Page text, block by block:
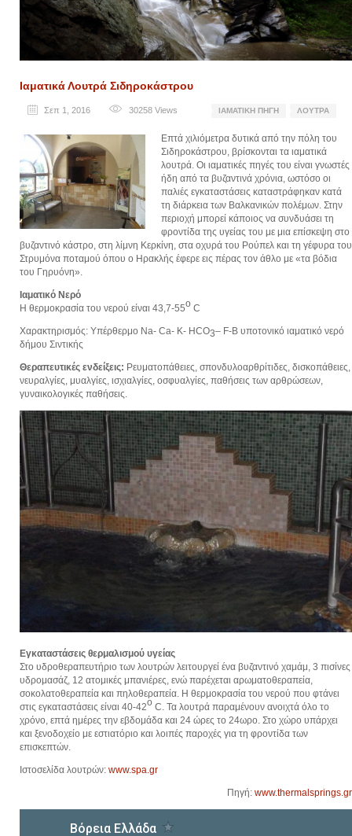
Ιαματικά Λουτρά Σιδηροκάστρου
Σεπ 1, 2016 30258 Views ΙΑΜΑΤΙΚΉ ΠΗΓΉ ΛΟΥΤΡΆ
Επτά χιλιόμετρα δυτικά από την πόλη του
Σιδηροκάστρου, βρίσκονται τα ιαματικά
λουτρά. Οι ιαματικές πηγές του είναι γνωστές
ήδη από τα βυζαντινά χρόνια, ωστόσο οι
παλιές εγκαταστάσεις καταστράφηκαν κατά
τη διάρκεια των Βαλκανικών πολέμων. Στην
περιοχή μπορεί κάποιος να συνδυάσει τη
φροντίδα της υγείας του με μια επίσκεψη στο
βυζαντινό κάστρο, στη λίμνη Κερκίνη, στα οχυρά του Ρούπελ και τη γέφυρα του
Στρυμόνα ποταμού όπου ο Ηρακλής έφερε εις πέρας τον άθλο με «τα βόδια
του Γηρυόνη».
Ιαματικό Νερό
Η θερμοκρασία του νερού είναι 43,7-55ο C
Χαρακτηρισμός: Υπέρθερμο Na- Ca- K- HCO3– F-B υποτονικό ιαματικό νερό
δήμου Σιντικής
Θεραπευτικές ενδείξεις: Ρευματοπάθειες, σπονδυλοαρθρίτιδες, δισκοπάθειες,
νευραλγίες, μυαλγίες, ισχιαλγίες, οσφυαλγίες, παθήσεις των αρθρώσεων,
γυναικολογικές παθήσεις.
Εγκαταστάσεις θερμαλισμού υγείας
Στο υδροθεραπευτήριο των λουτρών λειτουργεί ένα βυζαντινό χαμάμ, 3 πισίνες
υδρομασάζ, 12 ατομικές μπανιέρες, ενώ παρέχεται αρωματοθεραπεία,
σοκολατοθεραπεία και πηλοθεραπεία. Η θερμοκρασία του νερού που φτάνει
στις εγκαταστάσεις είναι 40-42ο C. Τα λουτρά παραμένουν ανοιχτά όλο το
χρόνο, επτά ημέρες την εβδομάδα και 24 ώρες το 24ωρο. Στο χώρο υπάρχει
και ξενοδοχείο με εστιατόριο και λοιπές παροχές για τη φροντίδα των
επισκεπτών.
Ιστοσελίδα λουτρών: www.spa.gr
Πηγή: www.thermalsprings.gr